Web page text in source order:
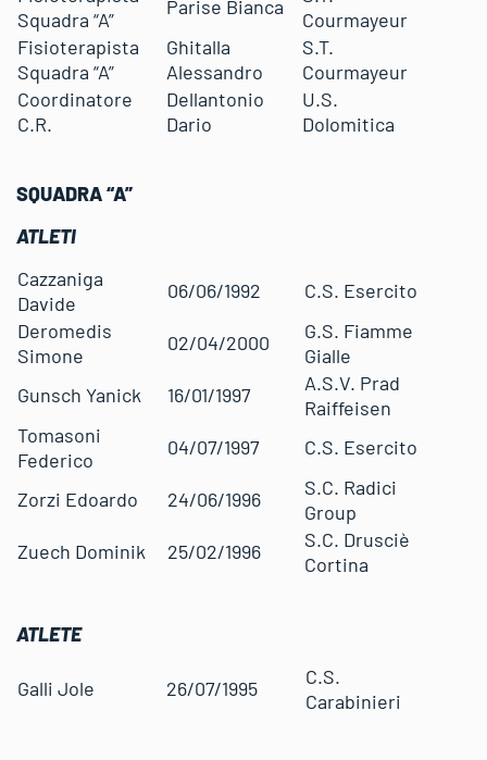
Squadra “A”
Parise Bianca
Courmayeur
Fisioterapista
Squadra “A”
Ghitalla
Alessandro
S.T.
Courmayeur
Coordinatore
C.R.
Dellantonio
Dario
U.S.
Dolomitica
SQUADRA “A”
ATLETI
Cazzaniga
Davide
06/06/1992
C.S. Esercito
Deromedis
Simone
02/04/2000
G.S. Fiamme
Gialle
Gunsch Yanick
16/01/1997
A.S.V. Prad
Raiffeisen
Tomasoni
Federico
04/07/1997 C.S. Esercito
Zorzi Edoardo 24/06/1996
S.C. Radici
Group
Zuech Dominik
25/02/1996
S.C. Drusciè
Cortina
ATLETE
Galli Jole 26/07/1995
C.S.
Carabinieri